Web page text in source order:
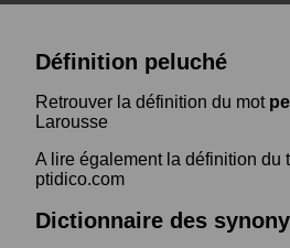
Définition peluché
Retrouver la définition du mot
Larousse
A lire également la définition du
ptidico.com
Dictionnaire des